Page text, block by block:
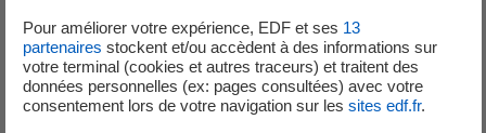
16 Juillet 2026
Pour améliorer votre expérience, EDF et ses 13
partenaires stockent et/ou accèdent à des informations sur
votre terminal (cookies et autres traceurs) et traitent des
données personnelles (ex: pages consultées) avec votre
consentement lors de votre navigation sur les sites edf.fr.